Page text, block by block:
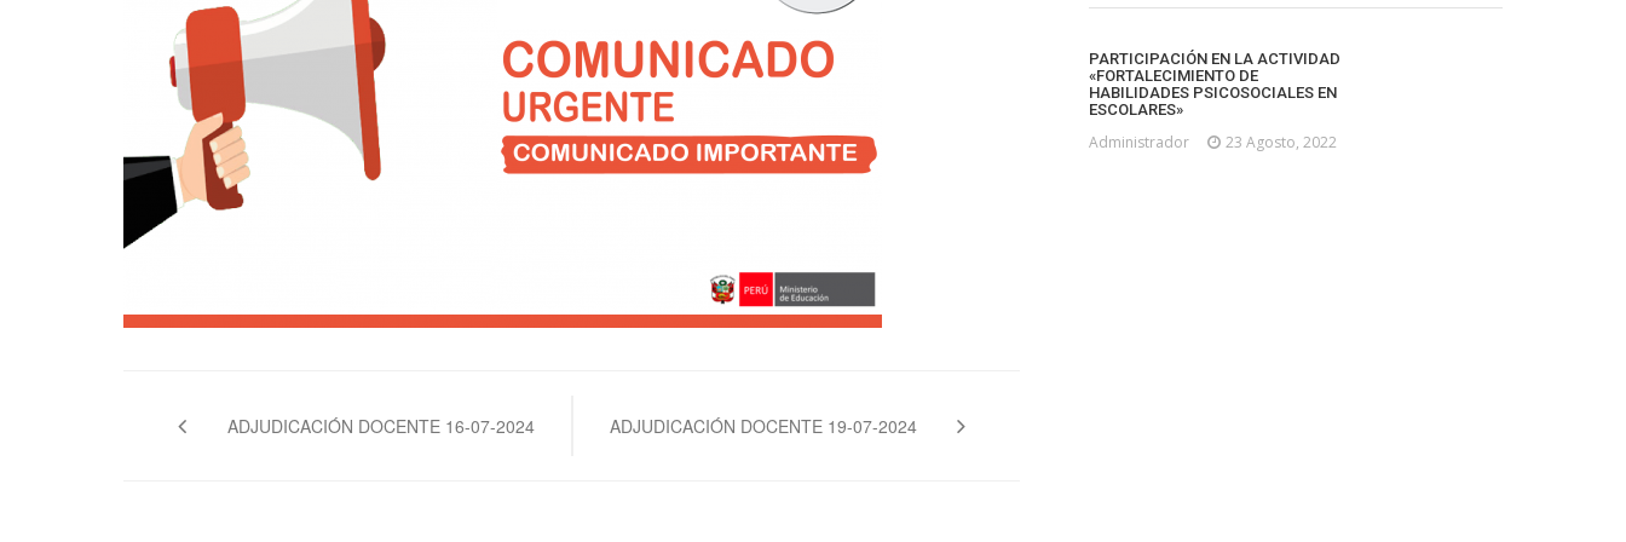
ADJUDICACIÓN DOCENTE 16-07-2024 ADJUDICACIÓN DOCENTE 19-07-2024
PARTICIPACIÓN EN LA ACTIVIDAD
«FORTALECIMIENTO DE
HABILIDADES PSICOSOCIALES EN
ESCOLARES»
Administrador 23 Agosto, 2022